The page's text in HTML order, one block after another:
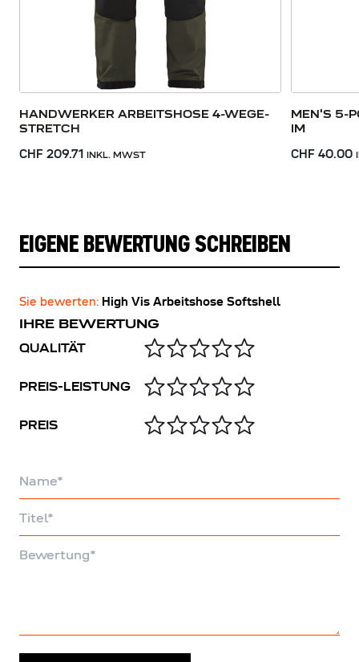
HANDWERKER ARBEITSHOSE 4-WEGE-
STRETCH
CHF 209.71 INKL. MWST
MEN'S 5-
IM
CHF 40.00
EIGENE BEWERTUNG SCHREIBEN
Sie bewerten: High Vis Arbeitshose Softshell
IHRE BEWERTUNG
QUALITÄT
PREIS-LEISTUNG
PREIS